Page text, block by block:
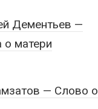
Дементьев —
о матери
— Слово о